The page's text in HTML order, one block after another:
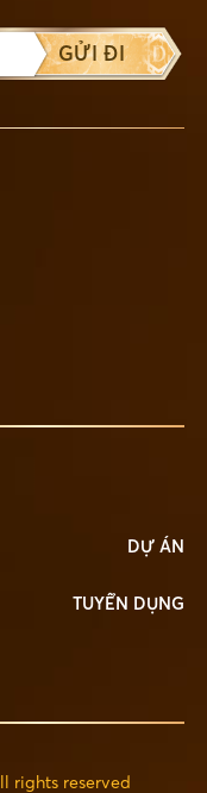
DỰ ÁN
TUYỂN DỤNG
GỬI ĐI
rights reserved